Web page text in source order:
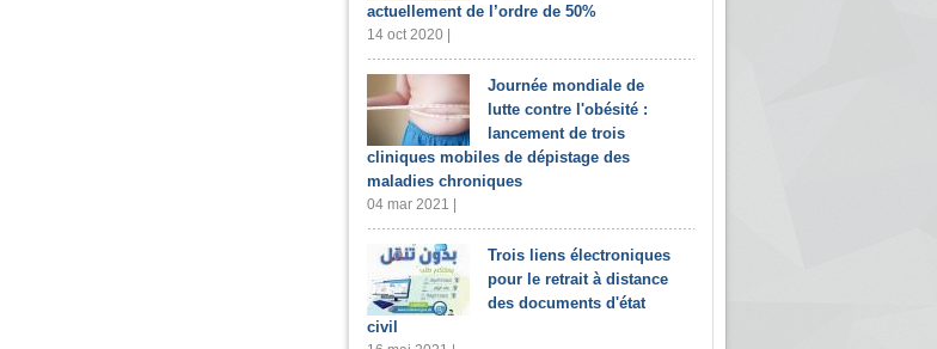
actuellement de l’ordre de 50%
14 oct 2020 |
Journée mondiale de
lutte contre l'obésité :
lancement de trois
cliniques mobiles de dépistage des
maladies chroniques
04 mar 2021 |
Trois liens électroniques
pour le retrait à distance
des documents d'état
civil